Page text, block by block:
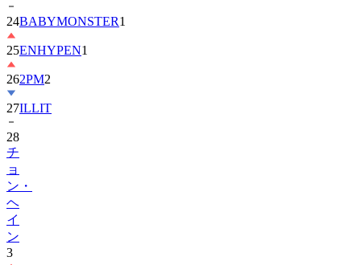
24BABYMONSTER1
25ENHYPEN1
262PM2
27ILLIT
28
チ
ョ
ン・
ヘ
イ
ン
3